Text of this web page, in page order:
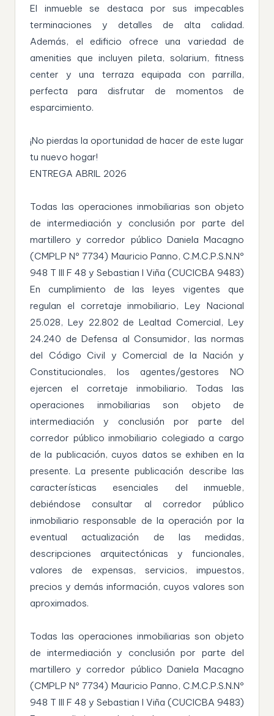
El inmueble se destaca por sus impecables
terminaciones y detalles de alta calidad.
Además, el edificio ofrece una variedad de
amenities que incluyen pileta, solarium, fitness
center y una terraza equipada con parrilla,
perfecta para disfrutar de momentos de
esparcimiento.
¡No pierdas la oportunidad de hacer de este lugar
tu nuevo hogar!
ENTREGA ABRIL 2026
Todas las operaciones inmobiliarias son objeto
de intermediación y conclusión por parte del
martillero y corredor público Daniela Macagno
(CMPLP Nº 7734) Mauricio Panno, C.M.C.P.S.N.Nº
948 T III F 48 y Sebastian I Viña (CUCICBA 9483)
En cumplimiento de las leyes vigentes que
regulan el corretaje inmobiliario, Ley Nacional
25.028, Ley 22.802 de Lealtad Comercial, Ley
24.240 de Defensa al Consumidor, las normas
del Código Civil y Comercial de la Nación y
Constitucionales, los agentes/gestores NO
ejercen el corretaje inmobiliario. Todas las
operaciones inmobiliarias son objeto de
intermediación y conclusión por parte del
corredor público inmobiliario colegiado a cargo
de la publicación, cuyos datos se exhiben en la
presente. La presente publicación describe las
características esenciales del inmueble,
debiéndose consultar al corredor público
inmobiliario responsable de la operación por la
eventual actualización de las medidas,
descripciones arquitectónicas y funcionales,
valores de expensas, servicios, impuestos,
precios y demás información, cuyos valores son
aproximados.
Todas las operaciones inmobiliarias son objeto
de intermediación y conclusión por parte del
martillero y corredor público Daniela Macagno
(CMPLP Nº 7734) Mauricio Panno, C.M.C.P.S.N.Nº
948 T III F 48 y Sebastian I Viña (CUCICBA 9483)